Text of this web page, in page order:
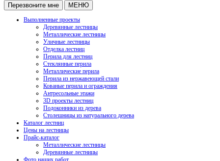
Перезвоните мне МЕНЮ
Выполненные проекты
Деревянные лестницы
Металлические лестницы
Уличные лестницы
Отделка лестниц
Перила для лестниц
Стеклянные перила
Металлические перила
Перила из нержавеющей стали
Кованые перила и ограждения
Антресольные этажи
3D проекты лестниц
Подоконники из дерева
Столешницы из натурального дерева
Каталог лестниц
Цены на лестницы
Прайс-каталог
Металлические лестницы
Деревянные лестницы
Фото наших работ